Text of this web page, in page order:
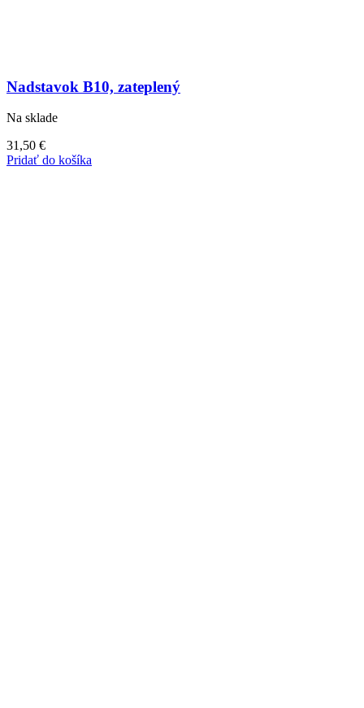
Nadstavok B10, zateplený
Na sklade
31,50 €
Pridať do košíka